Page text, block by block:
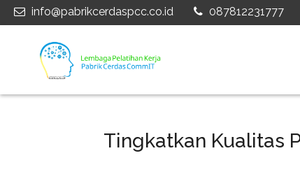
info@pabrikcerdaspcc.co.id 087812231777
Tingkatkan Kualitas